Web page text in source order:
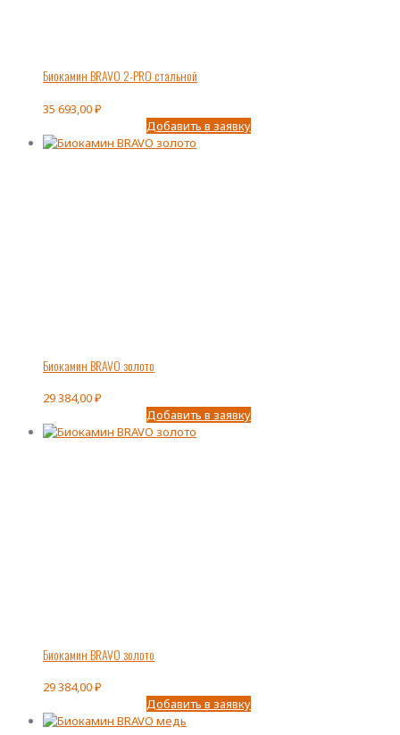
Биокамин BRAVO 2-PRO стальной
35 693,00₽
Добавить в заявку
Биокамин BRAVO золото
29 384,00₽
Добавить в заявку
Биокамин BRAVO золото
29 384,00₽
Добавить в заявку